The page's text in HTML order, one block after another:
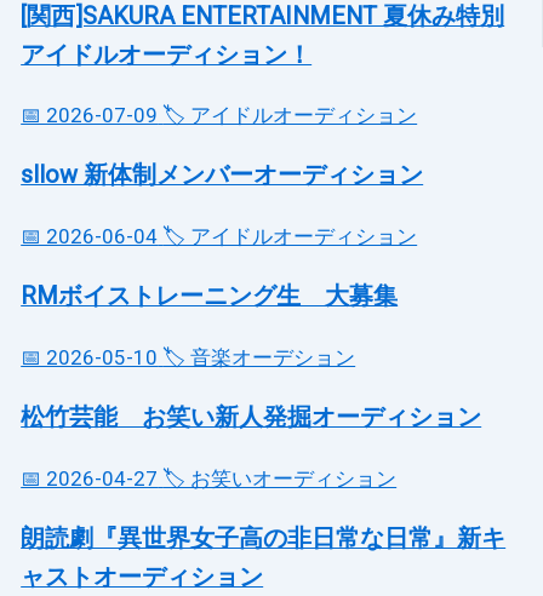
[関西]SAKURA ENTERTAINMENT 夏休み特別
アイドルオーディション！
📅 2026-07-09 🏷️ アイドルオーディション
sllow 新体制メンバーオーディション
📅 2026-06-04 🏷️ アイドルオーディション
RMボイストレーニング生 大募集
📅 2026-05-10 🏷️ 音楽オーデション
松竹芸能 お笑い新人発掘オーディション
📅 2026-04-27 🏷️ お笑いオーディション
朗読劇『異世界女子高の非日常な日常』新キ
ャストオーディション